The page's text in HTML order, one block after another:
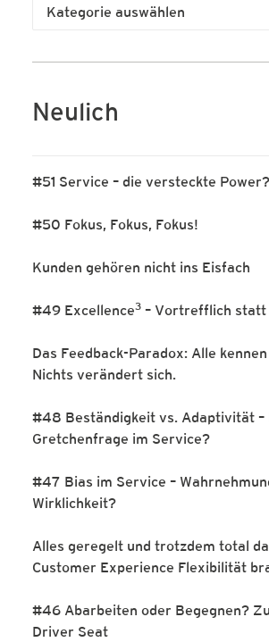
Kategorien
Neulich
#51 Service – die versteckte Power?
#50 Fokus, Fokus, Fokus!
Kunden gehören nicht ins Eisfach
#49 Excellence3 – Vortrefflich
Das Feedback-Paradox: Alle
Nichts verändert sich.
#48 Beständigkeit vs. Adaptivität –
Gretchenfrage im Service?
#47 Bias im Service –
Wirklichkeit?
Alles geregelt und trotzdem total
Customer Experience Flexibilität
#46 Abarbeiten oder Begegnen?
Driver Seat